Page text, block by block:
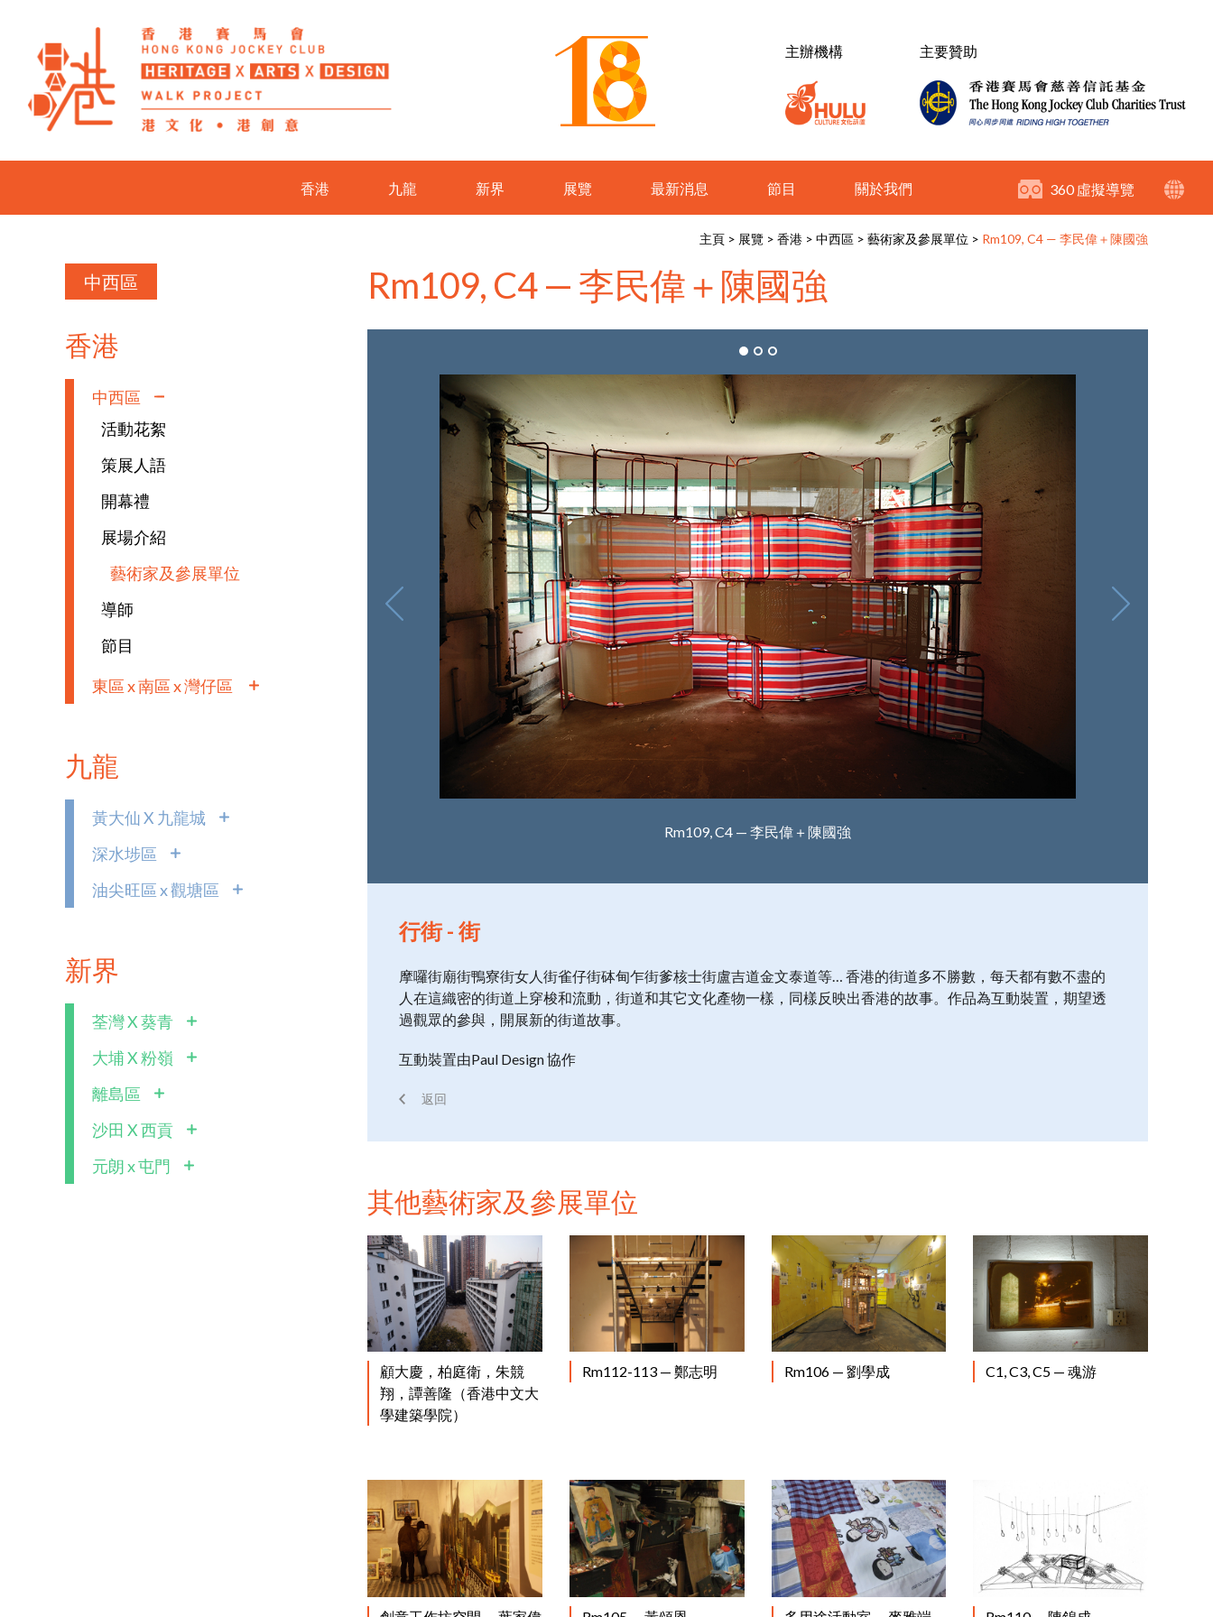
主辦機構 主要贊助
360 虛擬導覽
香港 九龍 新界 展覽 最新消息 節目 關於我們
主頁 > 展覽 > 香港 > 中西區 > 藝術家及參展單位 > Rm109, C4 — 李民偉＋陳國強
中西區
香港
中西區
活動花絮
策展人語
開幕禮
展場介紹
藝術家及參展單位
導師
節目
東區 x 南區 x 灣仔區
九龍
黃大仙 X 九龍城
深水埗區
油尖旺區 x 觀塘區
新界
荃灣 X 葵青
大埔 X 粉嶺
離島區
沙田 X 西貢
元朗 x 屯門
Rm109, C4 — 李民偉＋陳國強
Rm109, C4 — 李民偉＋陳國強
行街 - 街
摩囉街廟街鴨寮街女人街雀仔街砵甸乍街爹核士街盧吉道金文泰道等… 香港的街道多不勝數，每天都有數不盡的
人在這織密的街道上穿梭和流動，街道和其它文化產物一樣，同樣反映出香港的故事。作品為互動裝置，期望透
過觀眾的參與，開展新的街道故事。
互動裝置由Paul Design 協作
返回
其他藝術家及參展單位
閱讀更多
顧大慶，柏庭衛，朱競
翔，譚善隆（香港中文大
學建築學院）
閱讀更多
Rm112-113 — 鄭志明 閱讀更多
Rm106 — 劉學成 閱讀更多
C1, C3, C5 — 魂游